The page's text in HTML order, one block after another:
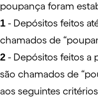
poupança foram
1 - Depósitos feitos
chamados de
2 - Depósitos feitos a
são chamados de
aos seguintes